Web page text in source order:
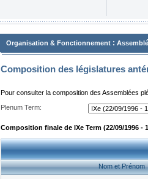
Organisation & Fonctionnement :
Composition des législatures
Pour consulter la composition des Assemblées
Plenum Term:
Composition finale de IXe Term (22/09/1996 -
Nom et Prénom